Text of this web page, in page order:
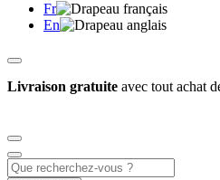
Fr
En
Livraison gratuite avec tout achat